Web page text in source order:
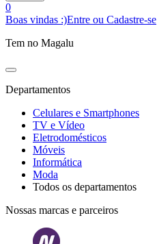
0
Boas vindas :)Entre ou Cadastre-se
Tem no Magalu
Departamentos
Celulares e Smartphones
TV e Vídeo
Eletrodomésticos
Móveis
Informática
Moda
Todos os departamentos
Nossas marcas e parceiros